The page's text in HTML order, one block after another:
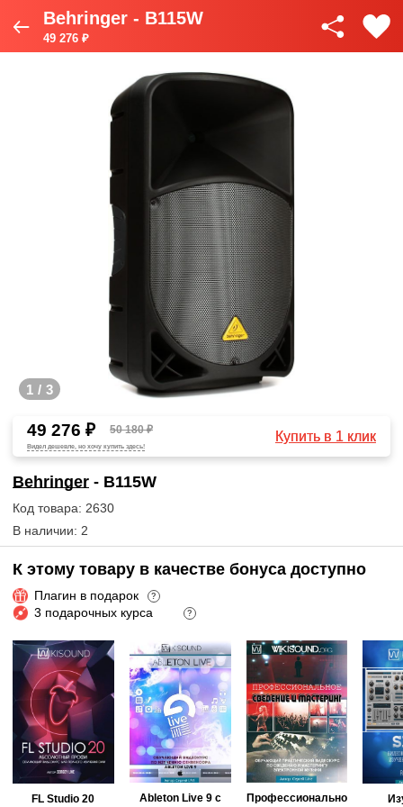
Behringer - B115W
49 276 ₽
1 / 3
49 276 ₽ 50 180 ₽
Видел дешевле, но хочу купить здесь!
Купить в 1 клик
Behringer - B115W
Код товара: 2630
В наличии: 2
К этому товару в качестве бонуса доступно
Плагин в подарок ?
3 подарочных курса ?
FL Studio 20
Ableton Live 9 с
Профессионально